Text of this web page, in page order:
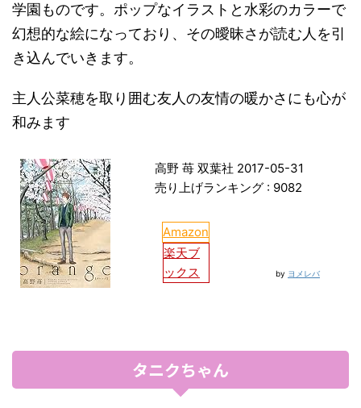
学園ものです。ポップなイラストと水彩のカラーで
幻想的な絵になっており、その曖昧さが読む人を引
き込んでいきます。
主人公菜穂を取り囲む友人の友情の暖かさにも心が
和みます
高野 苺 双葉社 2017-05-31
売り上げランキング : 9082
Amazon
楽天ブ
ックス
by ヨメレバ
タニクちゃん